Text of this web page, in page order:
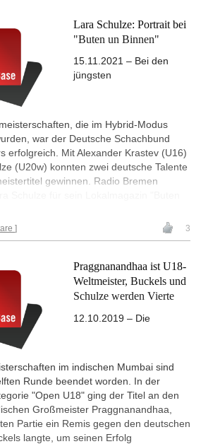
Lara Schulze: Portrait bei
"Buten un Binnen"
15.11.2021 – Bei den
jüngsten
die im Hybrid-Modus
war der Deutsche Schachbund
erfolgreich. Mit Alexander Krastev (U16)
(U20w) konnten zwei deutsche Talente
gewinnen. Radio Bremen
3
Praggnanandhaa ist U18-
Weltmeister, Buckels und
Schulze werden Vierte
12.10.2019 – Die
im indischen Mumbai sind
Runde beendet worden. In der
"Open U18" ging der Titel an den
Großmeister Praggnanandhaa,
Partie ein Remis gegen den deutschen
langte, um seinen Erfolg